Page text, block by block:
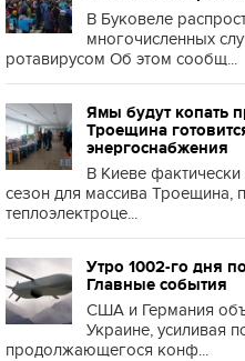
В Буковеле
многочисленных
ротавирусом Об этом сообщ...
Ямы будут копать
Троещина
энергоснабжения
В Киеве
сезон для массива Троещина,
теплоэлектроце...
Утро 1002-го дня
Главные события
США и Германия
Украине, усиливая
продолжающегося конф...